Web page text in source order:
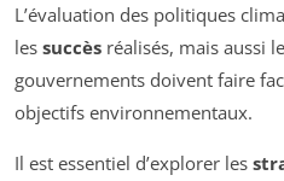
L’évaluation des politiques
les succès réalisés, mais aussi
gouvernements doivent faire
objectifs environnementaux.
Il est essentiel d’explorer les